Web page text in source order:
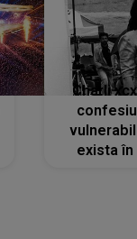
Charli
exista